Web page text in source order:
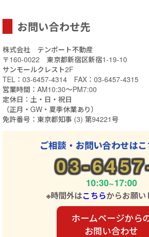
お問い合わせ先
株式会社 テンポート不動産
〒160-0022 東京都新宿区新宿1-19-10
サンモールクレスト2F
TEL：03-6457-4314 FAX：03-6457-4315
営業時間：AM10:30～PM7:00
定休日：土・日・祝日
（正月・GW・夏季休業あり）
免許番号：東京都知事 (3) 第94221号
ご相談・お問い合わせは
03-
10:30~17:00
※時間外はこちらからお願い
ホームページから
お問い合わせ